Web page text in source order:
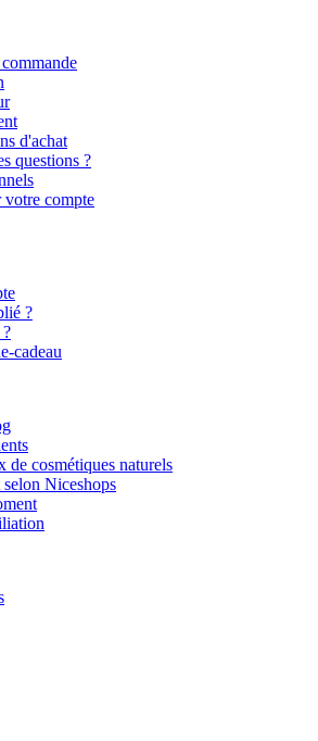
d'achat
questions ?
compte
?
cadeau
de cosmétiques naturels
Niceshops